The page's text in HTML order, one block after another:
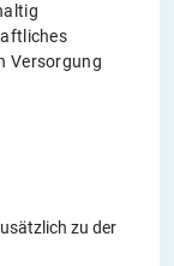
Versorgung
zu der